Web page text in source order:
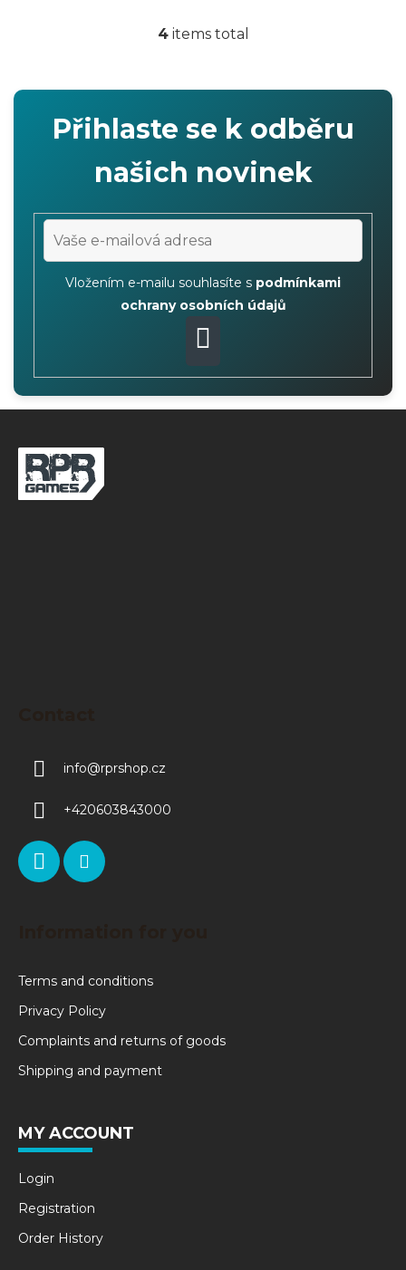
L
s
i
n
g
c
o
n
t
r
o
l
s
4items total
Přihlaste se k odběru
našich novinek
Vložením e-mailu souhlasíte s podmínkami
ochrany osobních údajů
PŘIHLÁSIT
SE
info@rprshop.cz
+420603843000
Terms and conditions
Privacy Policy
Complaints and returns of goods
Shipping and payment
MY ACCOUNT
Login
Registration
Order History